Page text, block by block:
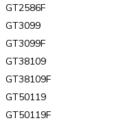
GT2586F
GT3099
GT3099F
GT38109
GT38109F
GT50119
GT50119F